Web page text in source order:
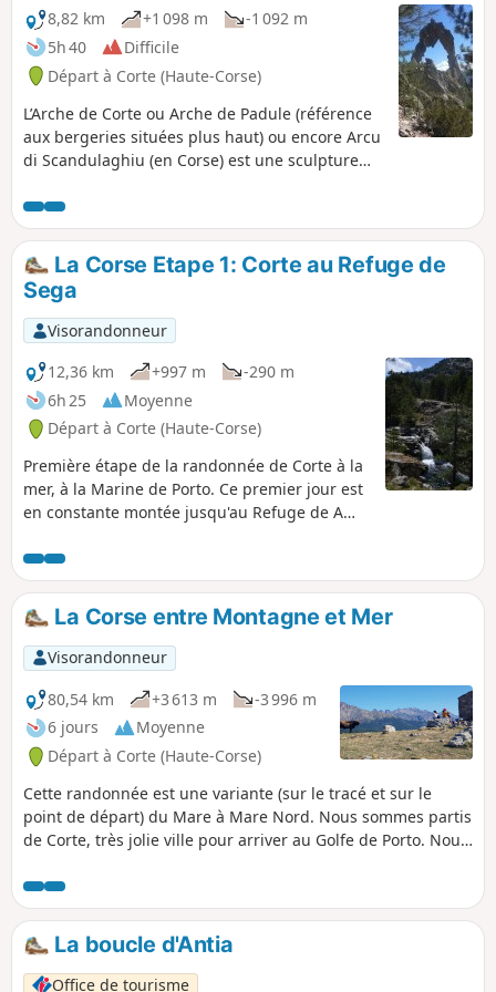
8,82 km
+1 098 m
-1 092 m
5h 40
Difficile
Départ à Corte (Haute-Corse)
L’Arche de Corte ou Arche de Padule (référence
aux bergeries situées plus haut) ou encore Arcu
di Scandulaghiu (en Corse) est une sculpture
surplombant la vallée du Tavignano. L'Arche est
située entre la citadelle de Corte et le barrage
de Calacuccia.
La Corse Etape 1: Corte au Refuge de
Sega
Visorandonneur
12,36 km
+997 m
-290 m
6h 25
Moyenne
Départ à Corte (Haute-Corse)
Première étape de la randonnée de Corte à la
mer, à la Marine de Porto. Ce premier jour est
en constante montée jusqu'au Refuge de A
La Corse entre Montagne et Mer
Visorandonneur
80,54 km
+3 613 m
-3 996 m
6 jours
Moyenne
Départ à Corte (Haute-Corse)
Cette randonnée est une variante (sur le tracé et sur le
point de départ) du Mare à Mare Nord. Nous sommes partis
de Corte, très jolie ville pour arriver au Golfe de Porto. Nous
Col de Vergio (nous y sommes restés 2 jours pour découvrir
le lac Nino) à Evisa puis arriver à Porto.
La boucle d'Antia
Office de tourisme